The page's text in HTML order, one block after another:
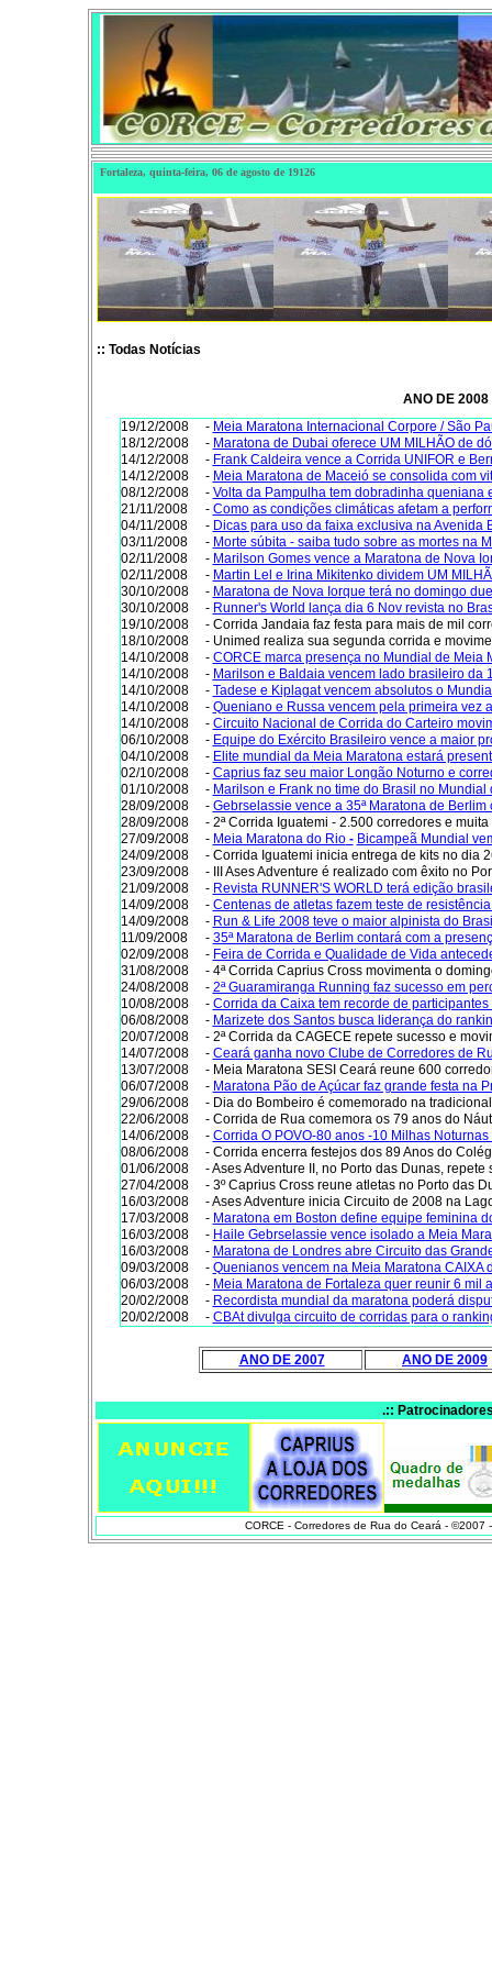
Fortaleza, quinta-feira, 06de agostode 19126
:: Todas Notícias
ANO DE 2008
19/12/2008
- Meia Maratona Internacional Corpore / São
18/12/2008
- Maratona de Dubai oferece UM MILHÃO de
14/12/2008
- Frank Caldeira vence a Corrida UNIFOR e
14/12/2008
- Meia Maratona de Maceió se consolida com
08/12/2008
- Volta da Pampulha tem dobradinha queniana
21/11/2008
- Como as condições climáticas afetam a
04/11/2008
- Dicas para uso da faixa exclusiva na Avenida
03/11/2008
- Morte súbita - saiba tudo sobre as mortes na
02/11/2008
- Marilson Gomes vence a Maratona de Nova
02/11/2008
- Martin Lel e Irina Mikitenko dividem UM
30/10/2008
- Maratona de Nova Iorque terá no domingo
30/10/2008
- Runner's World lança dia 6 Nov revista no
19/10/2008
- Corrida Jandaia faz festa para mais de mil
18/10/2008
- Unimed realiza sua segunda corrida e
14/10/2008
- CORCE marca presença no Mundial de Meia
14/10/2008
- Marilson e Baldaia vencem lado brasileiro da
14/10/2008
- Tadese e Kiplagat vencem absolutos o
14/10/2008
- Queniano e Russa vencem pela primeira vez
14/10/2008
- Circuito Nacional de Corrida do Carteiro
06/10/2008
- Equipe do Exército Brasileiro vence a maior
04/10/2008
- Elite mundial da Meia Maratona estará
02/10/2008
- Caprius faz seu maior Longão Noturno e
01/10/2008
- Marilson e Frank no time do Brasil no
28/09/2008
- Gebrselassie vence a 35ª Maratona de
28/09/2008
- 2ª Corrida Iguatemi - 2.500 corredores e
27/09/2008
- Meia Maratona do Rio- Bicampeã Mundial
24/09/2008
- Corrida Iguatemi inicia entrega de kits no dia
23/09/2008
- III Ases Adventure é realizado com êxito no
21/09/2008
- Revista RUNNER'S WORLD terá edição
14/09/2008
- Centenas de atletas fazem teste de
14/09/2008
- Run & Life 2008 teve o maior alpinista do
11/09/2008
- 35ª Maratona de Berlim contará com a
02/09/2008
- Feira de Corrida e Qualidade de Vida
31/08/2008
- 4ª Corrida Caprius Cross movimenta o
24/08/2008
- 2ª Guaramiranga Running faz sucesso em
10/08/2008
- Corrida da Caixa tem recorde de
06/08/2008
- Marizete dos Santos busca liderança do
20/07/2008
- 2ª Corrida da CAGECE repete sucesso e
14/07/2008
- Ceará ganha novo Clube de Corredores de
13/07/2008
- Meia Maratona SESI Ceará reune 600
06/07/2008
- Maratona Pão de Açúcar faz grande festa na
29/06/2008
- Dia do Bombeiro é comemorado na
22/06/2008
- Corrida de Rua comemora os 79 anos do
14/06/2008
- Corrida O POVO-80 anos -10 Milhas
08/06/2008
- Corrida encerra festejos dos 89 Anos do
01/06/2008
- Ases Adventure II, no Porto das Dunas, repete
27/04/2008
- 3º Caprius Cross reune atletas no Porto das
16/03/2008
- Ases Adventure inicia Circuito de 2008 na
17/03/2008
- Maratona em Boston define equipe feminina
16/03/2008
- Haile Gebrselassie vence isolado a Meia
16/03/2008
- Maratona de Londres abre Circuito das
09/03/2008
- Quenianos vencem na Meia Maratona CAIXA
06/03/2008
- Meia Maratona de Fortaleza quer reunir 6 mil
20/02/2008
- Recordista mundial da maratona poderá
20/02/2008
- CBAt divulga circuito de corridas para o
ANO DE 2007 ANO DE 2009
.::
CORCE - Corredores de Rua do Ceará - ©2007